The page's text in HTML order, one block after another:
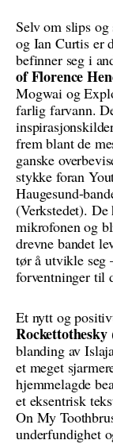
Selv om slips
og Ian Curtis er
befinner seg i
of Florence
Mogwai og
farlig farvann.
frem blant de
ganske
stykke foran
Haugesund-
(Verkstedet).
mikrofonen og
drevne bandet
tør å utvikle seg
forventninger til
Et nytt og
Rockettothesky
blanding av
et meget
hjemmelagde
et eksentrisk
On My
underfundighet